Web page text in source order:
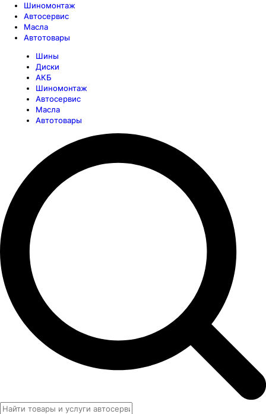
Шиномонтаж
Автосервис
Масла
Автотовары
Шины
Диски
АКБ
Шиномонтаж
Автосервис
Масла
Автотовары